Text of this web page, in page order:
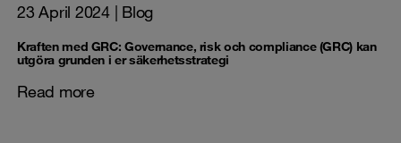
23 April 2024| Blog
Kraften med GRC: Governance, risk och compliance (GRC) kan
utgöra grunden i er säkerhetsstrategi
Read more